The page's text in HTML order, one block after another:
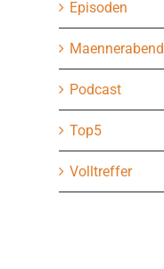
Episoden
Maennerabend
Podcast
Top5
Volltreffer